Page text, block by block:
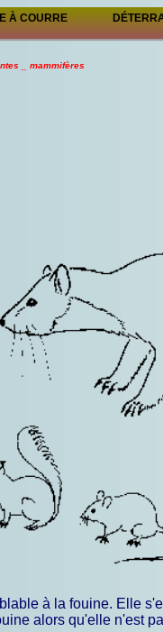
À COURRE
_ mammifères
à la fouine. Elle
alors qu'elle n'est